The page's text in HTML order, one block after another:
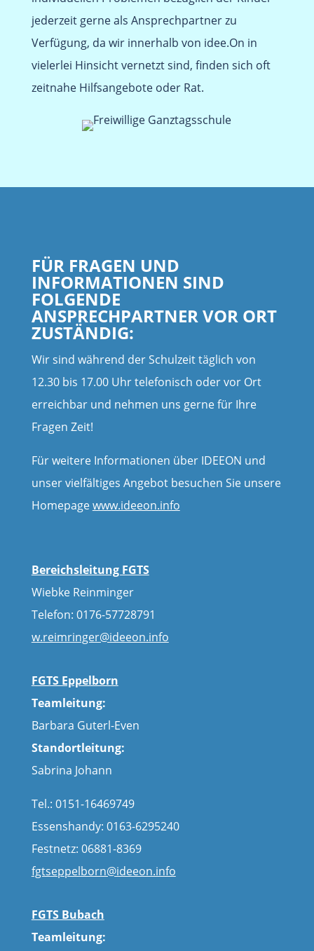
jederzeit gerne als Ansprechpartner zu
Verfügung, da wir innerhalb von idee.On in
vielerlei Hinsicht vernetzt sind, finden sich oft
zeitnahe Hilfsangebote oder Rat.
FÜR FRAGEN UND
INFORMATIONEN SIND
FOLGENDE
ANSPRECHPARTNER VOR ORT
ZUSTÄNDIG:
Wir sind während der Schulzeit täglich von
12.30 bis 17.00 Uhr telefonisch oder vor Ort
erreichbar und nehmen uns gerne für Ihre
Fragen Zeit!
Für weitere Informationen über IDEEON und
unser vielfältiges Angebot besuchen Sie unsere
Homepagewww.ideeon.info
Bereichsleitung FGTS
Wiebke Reinminger
Telefon: 0176-57728791
w.reimringer@ideeon.info
FGTS Eppelborn
Teamleitung:
Barbara Guterl-Even
Standortleitung:
Sabrina Johann
Tel.: 0151-16469749
Essenshandy: 0163-6295240
Festnetz: 06881-8369
fgtseppelborn@ideeon.info
FGTS Bubach
Teamleitung: